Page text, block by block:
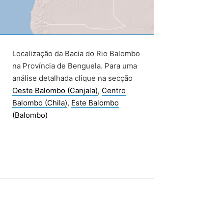
Localização da Bacia do Rio Balombo
na Província de Benguela. Para uma
análise detalhada clique na secção
Oeste Balombo (Canjala), Centro
Balombo (Chila), Este Balombo
(Balombo)